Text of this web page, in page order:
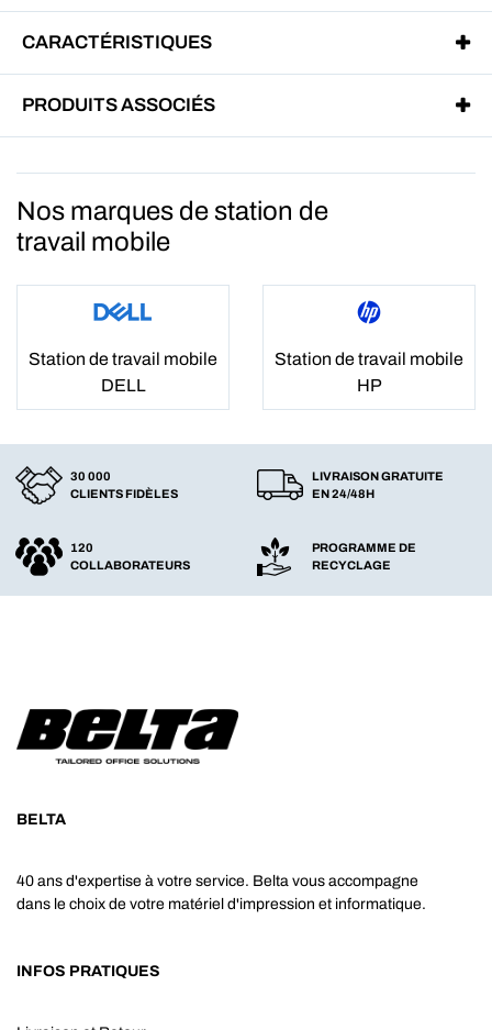
CARACTÉRISTIQUES
PRODUITS ASSOCIÉS
Nos marques de station de
travail mobile
Station de travail mobile
DELL
Station de travail mobile
HP
30 000
CLIENTS FIDÈLES
LIVRAISON GRATUITE
EN 24/48H
120
COLLABORATEURS
PROGRAMME DE
RECYCLAGE
BELTA
40 ans d'expertise à votre service. Belta vous accompagne
dans le choix de votre matériel d'impression et informatique.
INFOS PRATIQUES